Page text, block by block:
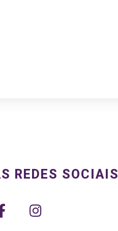
REDES SOCIAIS